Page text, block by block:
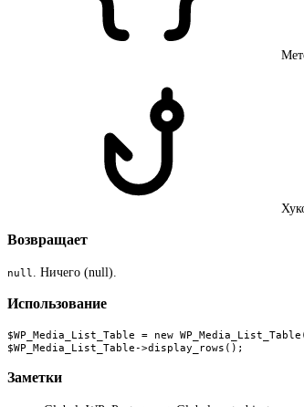
Возвращает
null . Ничего (null).
Использование
$WP_Media_List_Table = new
$WP_Media_List_Table->display_rows();
Заметки